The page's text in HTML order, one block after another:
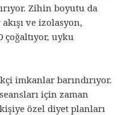
Zihin boyutu da
ve izolasyon,
uyku
imkanlar barındırıyor.
için zaman
özel diyet planları